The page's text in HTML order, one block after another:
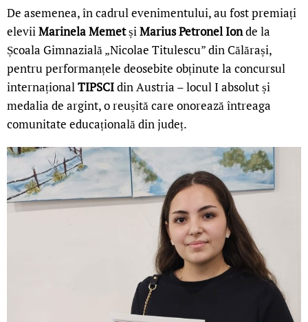
De asemenea, în cadrul evenimentului, au fost premiați
eleviiMarinela MemetșiMarius Petronel Ionde la
Școala Gimnazială „Nicolae Titulescu” din Călărași,
pentru performanțele deosebite obținute la concursul
internaționalTIPSCIdin Austria – locul I absolut și
medalia de argint, o reușită care onorează întreaga
comunitate educațională din județ.